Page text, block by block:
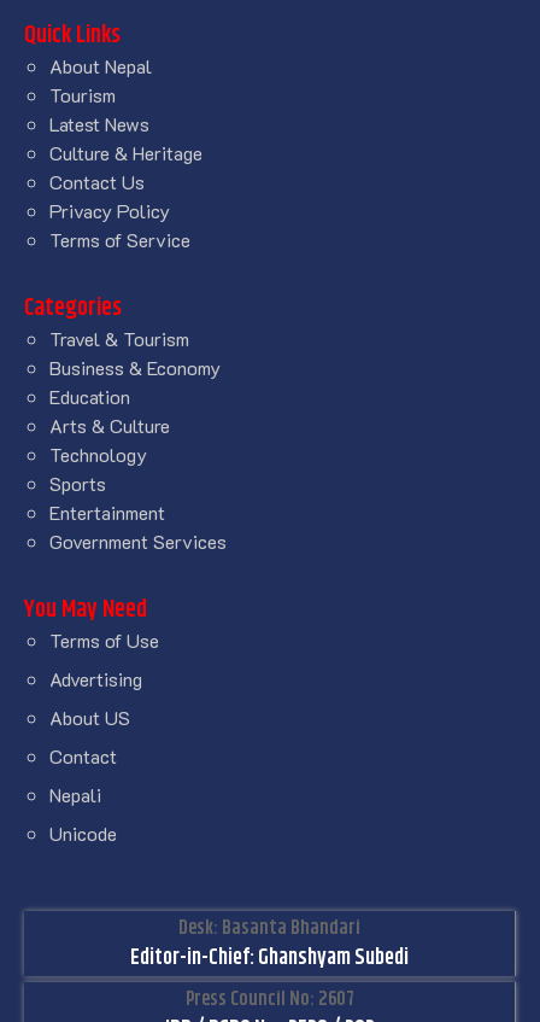
Quick Links
About Nepal
Tourism
Latest News
Culture & Heritage
Contact Us
Privacy Policy
Terms of Service
Categories
Travel & Tourism
Business & Economy
Education
Arts & Culture
Technology
Sports
Entertainment
Government Services
You May Need
Terms of Use
Advertising
About US
Contact
Nepali
Unicode
Desk: Basanta Bhandari
Editor-in-Chief: Ghanshyam Subedi
Press Council No: 2607